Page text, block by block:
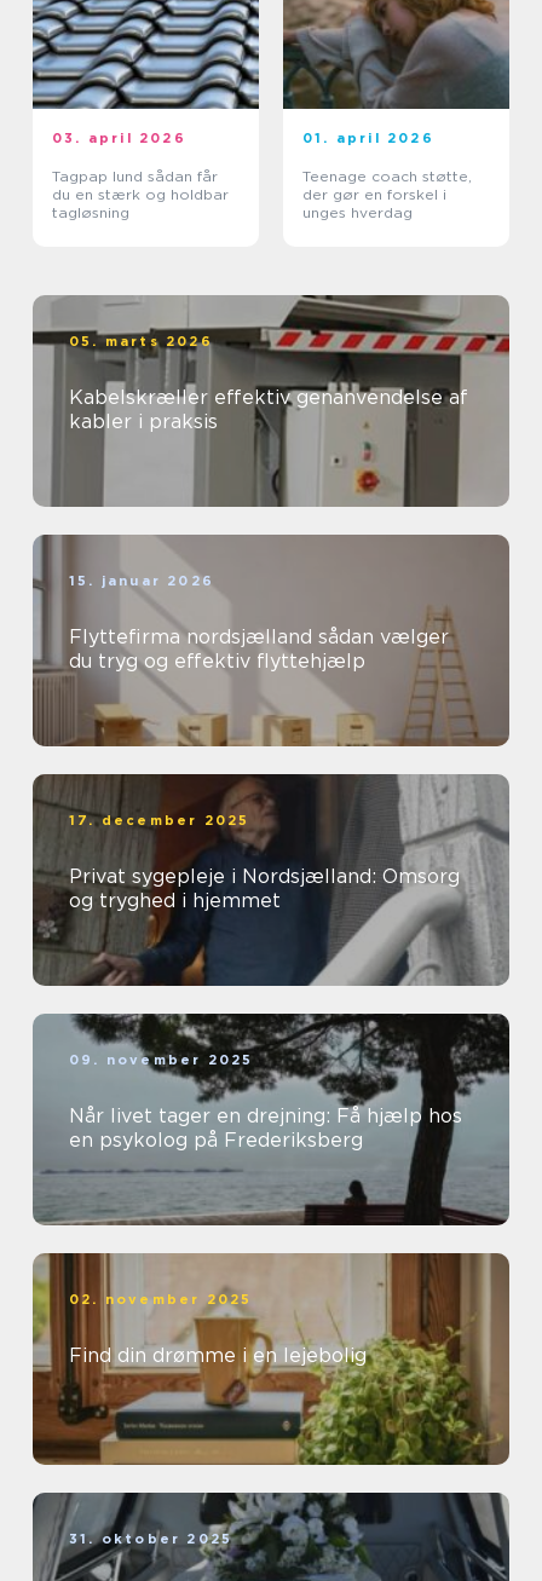
03. april 2026
Tagpap lund sådan får
du en stærk og holdbar
tagløsning
01. april 2026
Teenage coach støtte,
der gør en forskel i
unges hverdag
05. marts 2026
Kabelskræller effektiv genanvendelse af
kabler i praksis
15. januar 2026
Flyttefirma nordsjælland sådan vælger
du tryg og effektiv flyttehjælp
17. december 2025
Privat sygepleje i Nordsjælland: Omsorg
og tryghed i hjemmet
09. november 2025
Når livet tager en drejning: Få hjælp hos
en psykolog på Frederiksberg
02. november 2025
Find din drømme i en lejebolig
31. oktober 2025